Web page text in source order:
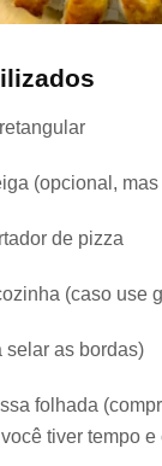
(opcional,
de pizza
(caso use
selar as bordas)
folhada
tiver tempo e